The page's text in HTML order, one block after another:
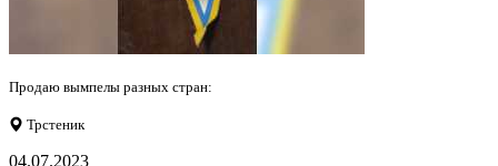
Продаю вымпелы разных стран:
Трстеник
04.07.2023